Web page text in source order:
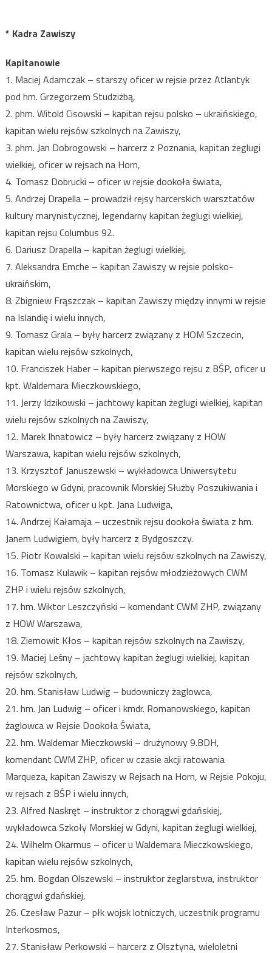
* Kadra Zawiszy
Kapitanowie
1. Maciej Adamczak – starszy oficer w rejsie przez Atlantyk
pod hm. Grzegorzem Studziżbą,
2. phm. Witold Cisowski – kapitan rejsu polsko – ukraińskiego,
kapitan wielu rejsów szkolnych na Zawiszy,
3. phm. Jan Dobrogowski – harcerz z Poznania, kapitan żeglugi
wielkiej, oficer w rejsach na Horn,
4. Tomasz Dobrucki – oficer w rejsie dookoła świata,
5. Andrzej Drapella – prowadził rejsy harcerskich warsztatów
kultury marynistycznej, legendarny kapitan żeglugi wielkiej,
kapitan rejsu Columbus 92.
6. Dariusz Drapella – kapitan żeglugi wielkiej,
7. Aleksandra Emche – kapitan Zawiszy w rejsie polsko-
ukraińskim,
8. Zbigniew Frąszczak – kapitan Zawiszy między innymi w rejsie
na Islandię i wielu innych,
9. Tomasz Grala – były harcerz związany z HOM Szczecin,
kapitan wielu rejsów szkolnych,
10. Franciszek Haber – kapitan pierwszego rejsu z BŚP, oficer u
kpt. Waldemara Mieczkowskiego,
11. Jerzy Idzikowski – jachtowy kapitan żeglugi wielkiej, kapitan
wielu rejsów szkolnych na Zawiszy,
12. Marek Ihnatowicz – były harcerz związany z HOW
Warszawa, kapitan wielu rejsów szkolnych,
13. Krzysztof Januszewski – wykładowca Uniwersytetu
Morskiego w Gdyni, pracownik Morskiej Służby Poszukiwania i
Ratownictwa, oficer u kpt. Jana Ludwiga,
14. Andrzej Kałamaja – uczestnik rejsu dookoła świata z hm.
Janem Ludwigiem, były harcerz z Bydgoszczy.
15. Piotr Kowalski – kapitan wielu rejsów szkolnych na Zawiszy,
16. Tomasz Kulawik – kapitan rejsów młodzieżowych CWM
ZHP i wielu rejsów szkolnych,
17. hm. Wiktor Leszczyński – komendant CWM ZHP, związany
z HOW Warszawa,
18. Ziemowit Kłos – kapitan rejsów szkolnych na Zawiszy,
19. Maciej Leśny – jachtowy kapitan żeglugi wielkiej, kapitan
rejsów szkolnych,
20. hm. Stanisław Ludwig – budowniczy żaglowca,
21. hm. Jan Ludwig – oficer i kmdr. Romanowskiego, kapitan
żaglowca w Rejsie Dookoła Świata,
22. hm. Waldemar Mieczkowski – drużynowy 9.BDH,
komendant CWM ZHP, oficer w czasie akcji ratowania
Marqueza, kapitan Zawiszy w Rejsach na Horn, w Rejsie Pokoju,
w rejsach z BŚP i wielu innych,
23. Alfred Naskręt – instruktor z chorągwi gdańskiej,
wykładowca Szkoły Morskiej w Gdyni, kapitan żeglugi wielkiej,
24. Wilhelm Okarmus – oficer u Waldemara Mieczkowskiego,
kapitan wielu rejsów szkolnych,
25. hm. Bogdan Olszewski – instruktor żeglarstwa, instruktor
chorągwi gdańskiej,
26. Czesław Pazur – płk wojsk lotniczych, uczestnik programu
Interkosmos,
27. Stanisław Perkowski – harcerz z Olsztyna, wieloletni